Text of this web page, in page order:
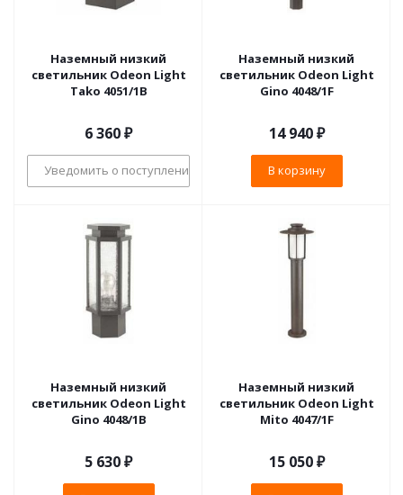
Наземный низкий
светильник Odeon Light
Tako 4051/1B
6 360₽
Уведомить о поступлении
Наземный низкий
светильник Odeon Light
Gino 4048/1F
14 940₽
В корзину
Наземный низкий
светильник Odeon Light
Gino 4048/1B
5 630₽
Наземный низкий
светильник Odeon Light
Mito 4047/1F
15 050₽